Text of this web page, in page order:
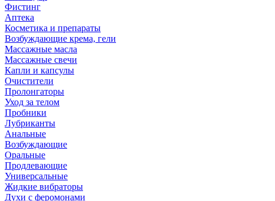
Фистинг
Аптека
Косметика и препараты
Возбуждающие крема, гели
Массажные масла
Массажные свечи
Капли и капсулы
Очистители
Пролонгаторы
Уход за телом
Пробники
Лубриканты
Анальные
Возбуждающие
Оральные
Продлевающие
Универсальные
Жидкие вибраторы
Духи с феромонами